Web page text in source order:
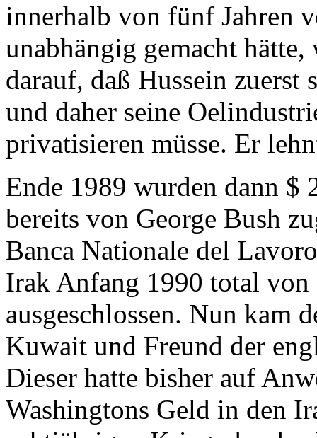
innerhalb von fünf Jahren
unabhängig gemacht
darauf, daß Hussein zuerst
und daher seine
privatisieren müsse. Er
Ende 1989 wurden dann
bereits von George Bush
Banca Nationale del
Irak Anfang 1990 total
ausgeschlossen. Nun kam
Kuwait und Freund der
Dieser hatte bisher auf
Washingtons Geld in den